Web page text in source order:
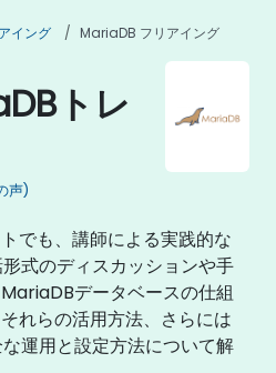
イング MariaDB フリアイング
トレ
声)
でも、講師による実践的な
式のディスカッションや手
データベースの仕組
れらの活用方法、さらには
運用と設定方法について解